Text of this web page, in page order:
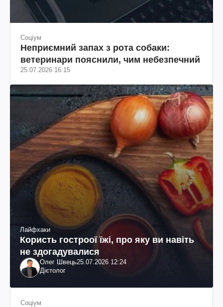
Соціум
Неприємний запах з рота собаки:
ветеринари пояснили, чим небезпечний
25.07.2026 16:15
Лайфхаки
Користь гостроої їжі, про яку ви навіть
не здогадувалися
Олег Швець25.07.2026 12:24
Дієтолог
Соціум